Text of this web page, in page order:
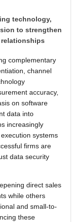
technology,
to strengthen
complementary
channel
accuracy,
on software
data into
increasingly
systems
firms are
data security
direct sales
while others
and small-to-
these